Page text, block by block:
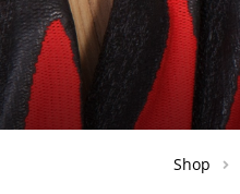
Shop